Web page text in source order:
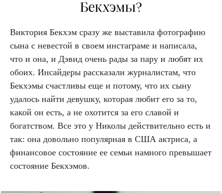
Бекхэмы?
Виктория Бекхэм сразу же выставила фотографию
сына с невестой в своем инстаграме и написала,
что и она, и Дэвид очень рады за пару и любят их
обоих. Инсайдеры рассказали журналистам, что
Бекхэмы счастливы еще и потому, что их сыну
удалось найти девушку, которая любит его за то,
какой он есть, а не охотится за его славой и
богатством. Все это у Николы действительно есть и
так: она довольно популярная в США актриса, а
финансовое состояние ее семьи намного превышает
состояние Бекхэмов.